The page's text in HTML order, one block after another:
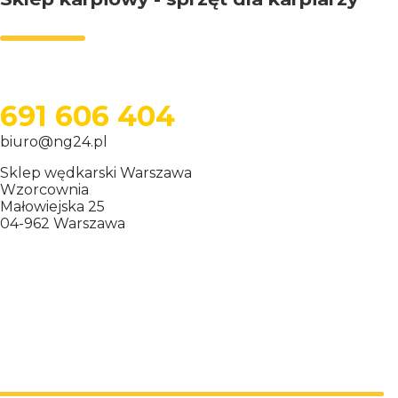
691 606 404
biuro@ng24.pl
Sklep wędkarski Warszawa
Wzorcownia
Małowiejska 25
04-962 Warszawa